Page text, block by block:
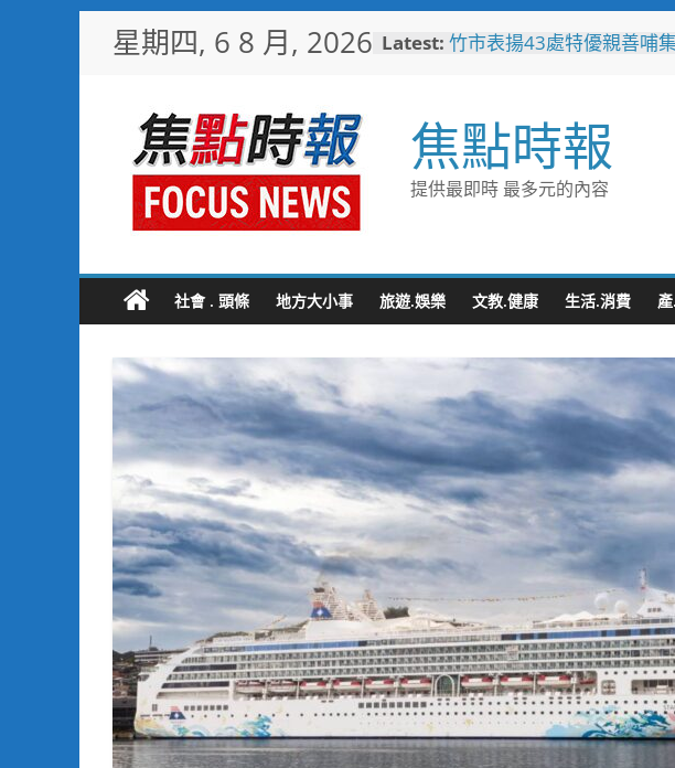
星期四, 6 8 月, 2026 Latest: 竹市表揚43處特優親善哺
暨節能診斷方案說明會8/18
登場
黃偉哲推動下營都市新發
十九期公設解編市地重劃說
機制
高雄郵局辦理臺灣美食郵
會，買郵票送限量車輪餅
焦點時報
提供最即時 最多元的內容
社會 . 頭條 地方大小事 旅遊.娛樂 文教.健康 生活.消費